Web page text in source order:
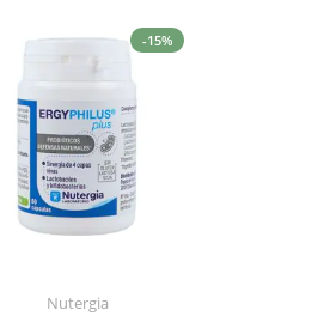
-15%
Nutergia